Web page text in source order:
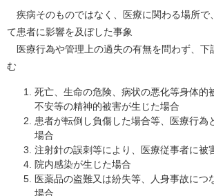
疾病そのものではなく、医療に関わる場所で
て患者に影響を及ぼした事象
医療行為や管理上の過失の有無を問わず、下
む
死亡、生命の危険、病状の悪化等身体的
不安等の精神的被害が生じた場合
患者が転倒し負傷した場合等、医療行為
場合
注射針の誤刺等により、医療従事者に被
院内感染が生じた場合
医薬品の盗難又は紛失等、人身事故につ
場合